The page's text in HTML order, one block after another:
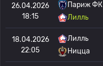
26.04.2026
18:15
Париж ФК
Лилль
18.04.2026
22:05
Лилль
Ницца